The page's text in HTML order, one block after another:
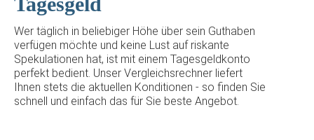
Wer täglich in beliebiger Höhe über sein Guthaben
verfügen möchte und keine Lust auf riskante
Spekulationen hat, ist mit einem Tagesgeldkonto
perfekt bedient. Unser Vergleichsrechner liefert
Ihnen stets die aktuellen Konditionen - so finden Sie
schnell und einfach das für Sie beste Angebot.